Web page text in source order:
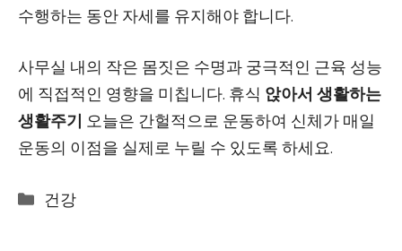
수행하는 동안 자세를 유지해야 합니다.
사무실 내의 작은 몸짓은 수명과 궁극적인 근육 성능
에 직접적인 영향을 미칩니다. 휴식 앉아서 생활하는
생활주기 오늘은 간헐적으로 운동하여 신체가 매일
운동의 이점을 실제로 누릴 수 있도록 하세요.
Categories
건강